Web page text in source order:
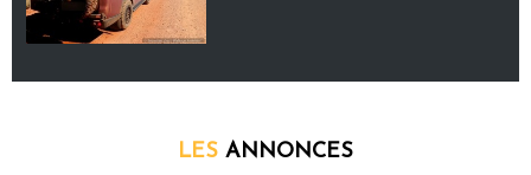
LES ANNONCES